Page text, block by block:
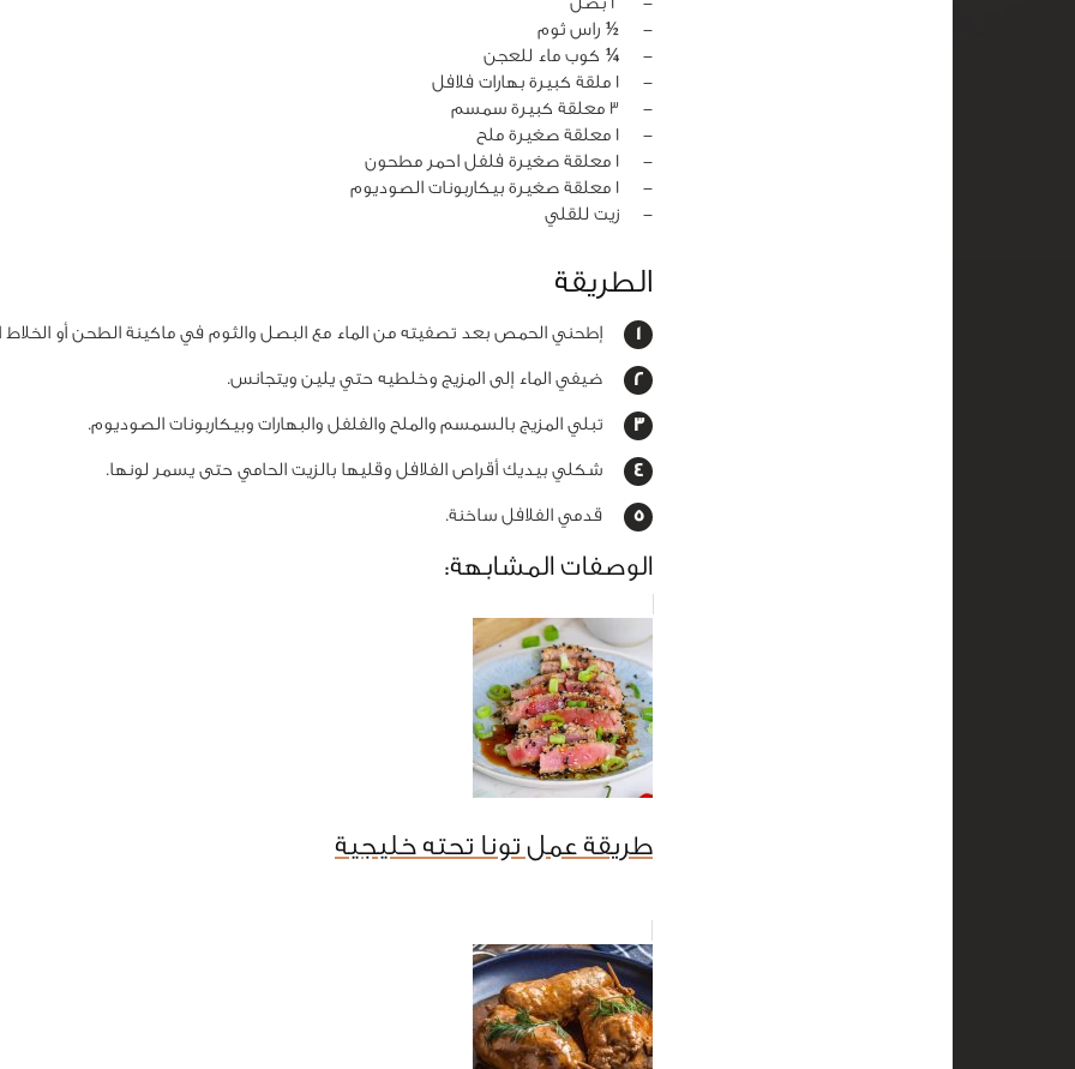
‏-
½ راس ثوم
‏-
¼ كوب ماء للعجن
‏-
1 ملقة كبيرة بهارات فلافل
‏-
3 معلقة كبيرة سمسم
‏-
1 معلقة صغيرة ملح
‏-
1 معلقة صغيرة فلفل احمر مطحون
‏-
1 معلقة صغيرة بيكاربونات الصوديوم
‏-
زيت للقلي
الطريقة
إطحني الحمص بعد تصفيته من الماء مع البصل والثوم في ماكينة الطحن أو الخلاط
ضيفي الماء إلى المزيج وخلطيه حتي يلين ويتجانس.
تبلي المزيج بالسمسم والملح والفلفل والبهارات وبيكاربونات الصوديوم.
شكلي بيديك أقراص الفلافل وقليها بالزيت الحامي حتى يسمر لونها.
قدمي الفلافل ساخنة.
الوصفات المشابهة:
طريقة عمل تونا تحته خليجية